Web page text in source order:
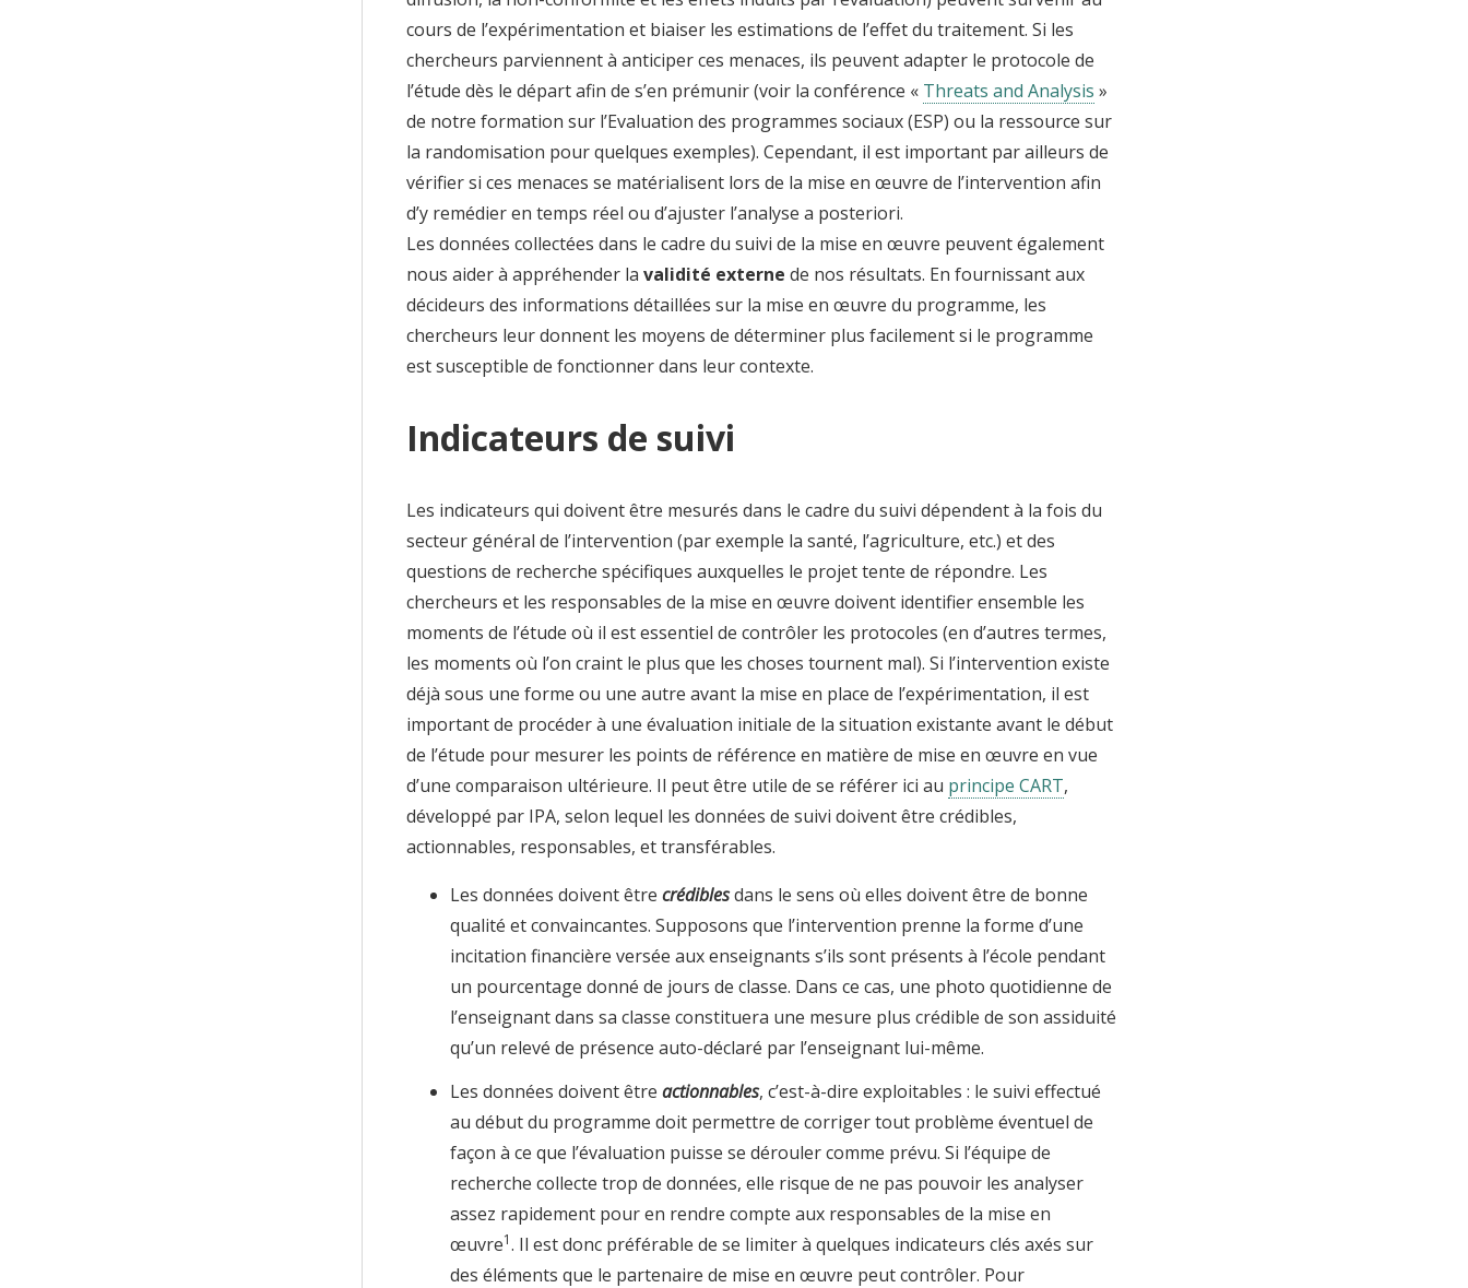
cours de l’expérimentation et biaiser les estimations de l’effet du traitement. Si les
chercheurs parviennent à anticiper ces menaces, ils peuvent adapter le protocole de
l’étude dès le départ afin de s’en prémunir (voir la conférence « Threats and Analysis »
de notre formation sur l’Evaluation des programmes sociaux (ESP) ou la ressource sur
la randomisation pour quelques exemples). Cependant, il est important par ailleurs de
vérifier si ces menaces se matérialisent lors de la mise en œuvre de l’intervention afin
d’y remédier en temps réel ou d’ajuster l’analyse a posteriori.
Les données collectées dans le cadre du suivi de la mise en œuvre peuvent également
nous aider à appréhender la validité externe de nos résultats. En fournissant aux
décideurs des informations détaillées sur la mise en œuvre du programme, les
chercheurs leur donnent les moyens de déterminer plus facilement si le programme
est susceptible de fonctionner dans leur contexte.
Indicateurs de suivi
Les indicateurs qui doivent être mesurés dans le cadre du suivi dépendent à la fois du
secteur général de l’intervention (par exemple la santé, l’agriculture, etc.) et des
questions de recherche spécifiques auxquelles le projet tente de répondre. Les
chercheurs et les responsables de la mise en œuvre doivent identifier ensemble les
moments de l’étude où il est essentiel de contrôler les protocoles (en d’autres termes,
les moments où l’on craint le plus que les choses tournent mal). Si l’intervention existe
déjà sous une forme ou une autre avant la mise en place de l’expérimentation, il est
important de procéder à une évaluation initiale de la situation existante avant le début
de l’étude pour mesurer les points de référence en matière de mise en œuvre en vue
d’une comparaison ultérieure. Il peut être utile de se référer ici au principe CART,
développé par IPA, selon lequel les données de suivi doivent être crédibles,
actionnables, responsables, ettransférables.
Les données doivent être crédiblesdans le sens où elles doivent être de bonne
qualité et convaincantes. Supposons que l’intervention prenne la forme d’une
incitation financière versée aux enseignants s’ils sont présents à l’école pendant
un pourcentage donné de jours de classe. Dans ce cas, une photo quotidienne de
l’enseignant dans sa classe constituera une mesure plus crédible de son assiduité
qu’un relevé de présence auto-déclaré par l’enseignant lui-même.
Les données doivent être actionnables, c’est-à-dire exploitables : le suivi effectué
au début du programme doit permettre de corriger tout problème éventuel de
façon à ce que l’évaluation puisse se dérouler comme prévu. Si l’équipe de
recherche collecte trop de données, elle risque de ne pas pouvoir les analyser
assez rapidement pour en rendre compte aux responsables de la mise en
œuvre1. Il est donc préférable de se limiter à quelques indicateurs clés axés sur
des éléments que le partenaire de mise en œuvre peut contrôler. Pour